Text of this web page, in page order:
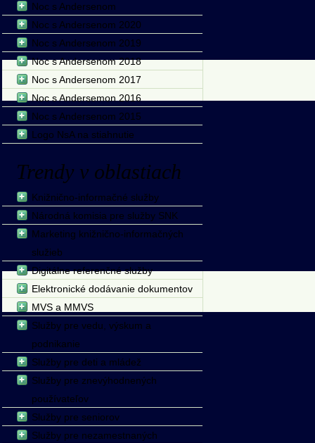
Noc s Andersenom
Noc s Andersenom 2020
Noc s Andersenom 2019
Noc s Andersenom 2018
Noc s Andersenom 2017
Noc s Andersemon 2016
Noc s Andersenom 2015
Logo NsA na stiahnutie
Trendy v oblastiach
Knižnično-informačné služby
Národná komisia pre služby SNK
Marketing knižnično-informačných
služieb
Digitálne referenčné služby
Elektronické dodávanie dokumentov
MVS a MMVS
Služby pre vedu, výskum a
podnikanie
Služby pre deti a mládež
Služby pre znevýhodnených
používateľov
Služby pre seniorov
Služby pre nezamestnaných